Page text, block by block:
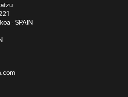
· SPAIN